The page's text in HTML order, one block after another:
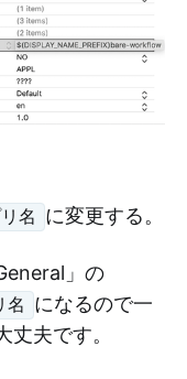
名 に変更する。
」の
名 になるので一
夫です。